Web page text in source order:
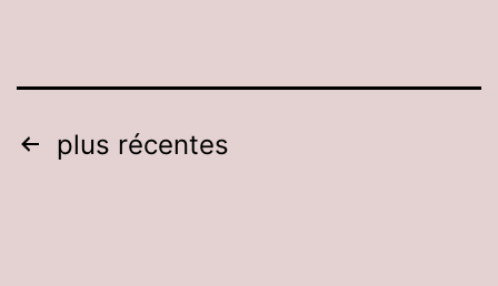
Pagination
plus récentes